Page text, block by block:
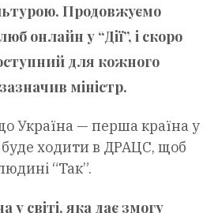
Продовжуємо
онлайн у “Дії”, і скоро
для кожного
міністр.
Україна — перша країна у
буде ходити в ДРАЦС, щоб
“Так”.
у світі, яка дає змогу